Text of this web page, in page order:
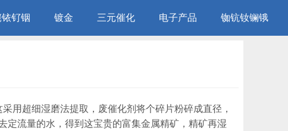
钌铟 镀金 三元催化 电子产品 铷钪钕镧锇
用超细湿磨法提取，废催化剂将个碎片粉碎成直径，
定流量的水，得到这宝贵的富集金属精矿，精矿再湿